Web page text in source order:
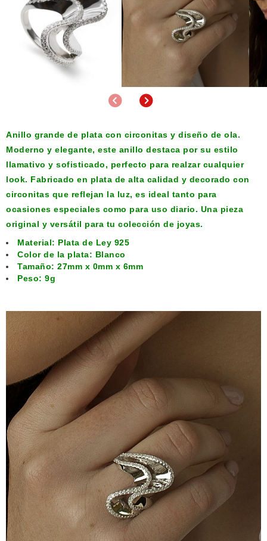
AnteriorSiguiente
Anillo grande de plata con circonitas y diseño de ola.
Moderno y elegante, este anillo destaca por su estilo
llamativo y sofisticado, perfecto para realzar cualquier
look. Fabricado en plata de alta calidad y decorado con
circonitas que reflejan la luz, es ideal tanto para
ocasiones especiales como para uso diario. Una pieza
original y versátil para tu colección de joyas.
Material: Plata de Ley 925
Color de la plata: Blanco
Tamaño: 27mm x 0mm x 6mm
Peso: 9g